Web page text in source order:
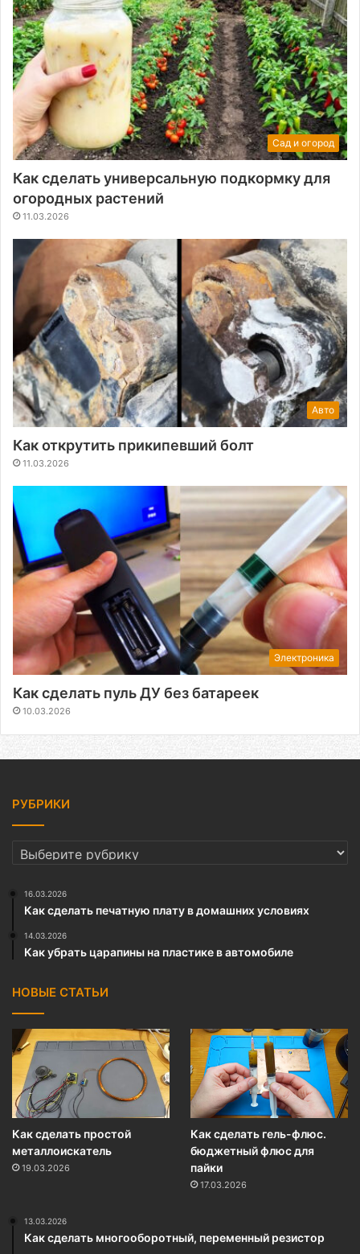
Сад и огород
Как сделать универсальную подкормку для
огородных растений
11.03.2026
Авто
Как открутить прикипевший болт
11.03.2026
Электроника
Как сделать пуль ДУ без батареек
10.03.2026
РУБРИКИ
РУБРИКИ
16.03.2026
Как сделать печатную плату в домашних условиях
14.03.2026
Как убрать царапины на пластике в автомобиле
НОВЫЕ СТАТЬИ
Как сделать простой
металлоискатель
19.03.2026
Как сделать гель-флюс.
бюджетный флюс для
пайки
17.03.2026
13.03.2026
Как сделать многооборотный, переменный резистор